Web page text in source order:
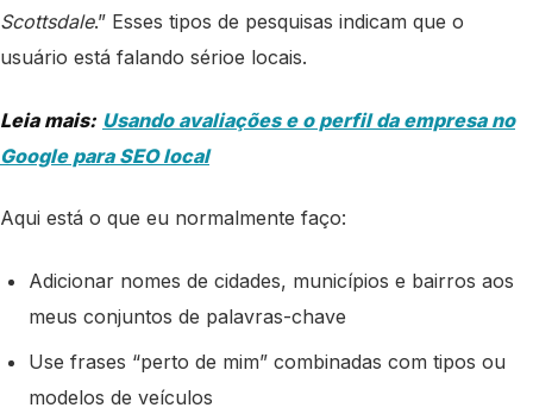
Scottsdale.” Esses tipos de pesquisas indicam que o
usuário está falando sérioe locais.
Leia mais: Usando avaliações e o perfil da empresa no
Google para SEO local
Aqui está o que eu normalmente faço:
Adicionar nomes de cidades, municípios e bairros aos
meus conjuntos de palavras-chave
Use frases “perto de mim” combinadas com tipos ou
modelos de veículos